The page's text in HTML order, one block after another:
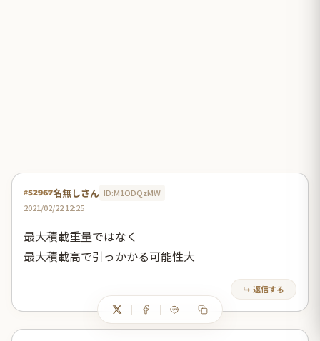
#52967名無しさん ID:M1ODQzMW
2021/02/22 12:25
最大積載重量ではなく
最大積載高で引っかかる可能性大
↳ 返信する